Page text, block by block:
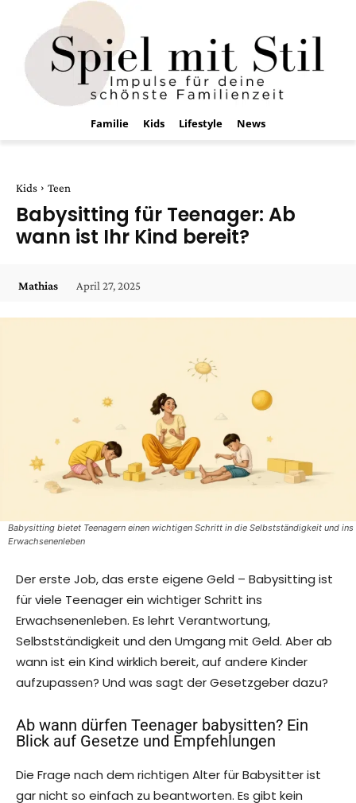
Familie Kids Lifestyle News
Kids Teen
Babysitting für Teenager: Ab
wann ist Ihr Kind bereit?
Mathias April 27, 2025
Babysitting bietet Teenagern einen wichtigen Schritt in die Selbstständigkeit und ins
Erwachsenenleben
Der erste Job, das erste eigene Geld – Babysitting ist
für viele Teenager ein wichtiger Schritt ins
Erwachsenenleben. Es lehrt Verantwortung,
Selbstständigkeit und den Umgang mit Geld. Aber ab
wann ist ein Kind wirklich bereit, auf andere Kinder
aufzupassen? Und was sagt der Gesetzgeber dazu?
Ab wann dürfen Teenager babysitten? Ein
Blick auf Gesetze und Empfehlungen
Die Frage nach dem richtigen Alter für Babysitter ist
gar nicht so einfach zu beantworten. Es gibt kein